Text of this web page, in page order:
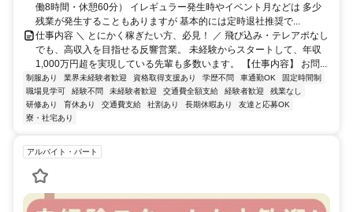
働8時間・休憩60分） イレギュラー発生時やイベント月などは 多少
残業が発生することもありますが 基本的には定時退社推奨で...
仕事内容 ＼ とにかく稼ぎたい方、必見！ ／ 飛び込み・テレアポなし
でも、高収入を目指せる反響営業。 未経験からスタートして、年収
1,000万円超を実現している先輩も多数います。 【仕事内容】 お問...
制服あり 業界未経験者歓迎 資格取得支援あり 学歴不問 車通勤OK
固定時間制
職場見学可
経験不問 未経験者歓迎 交通費全額支給 経験者歓迎
残業なし
研修あり
育休あり 交通費支給 社割あり 長期休暇あり
友達と応募OK
寮・社宅あり
アルバイト・パート